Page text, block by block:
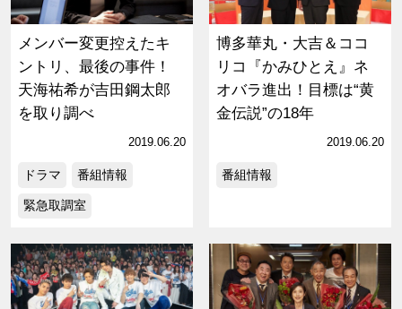
メンバー変更控えたキ
ントリ、最後の事件！
天海祐希が吉田鋼太郎
を取り調べ
2019.06.20
ドラマ 番組情報
緊急取調室
博多華丸・大吉＆ココ
リコ『かみひとえ』ネ
オバラ進出！目標は“黄
金伝説”の18年
2019.06.20
番組情報